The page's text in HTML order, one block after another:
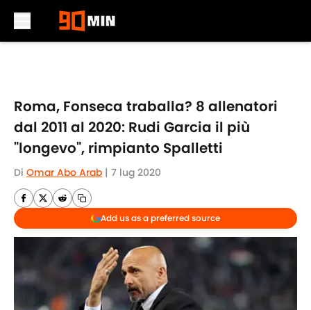
Roma, Fonseca traballa? 8 allenatori
dal 2011 al 2020: Rudi Garcia il più
"longevo", rimpianto Spalletti
Di Omar Abo Arab | 7 lug 2020
Add us as a preferred source